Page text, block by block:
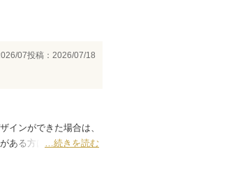
07投稿：2026/07/18
インができた場合は、
ある方は理想に近づけ
…続きを読む